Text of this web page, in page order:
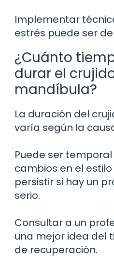
Implementar
estrés puede ser
¿Cuánto
durar el
mandíbula?
La duración del
varía según la
Puede ser
cambios en el
persistir si hay un
serio.
Consultar a un
una mejor idea del
de recuperación.